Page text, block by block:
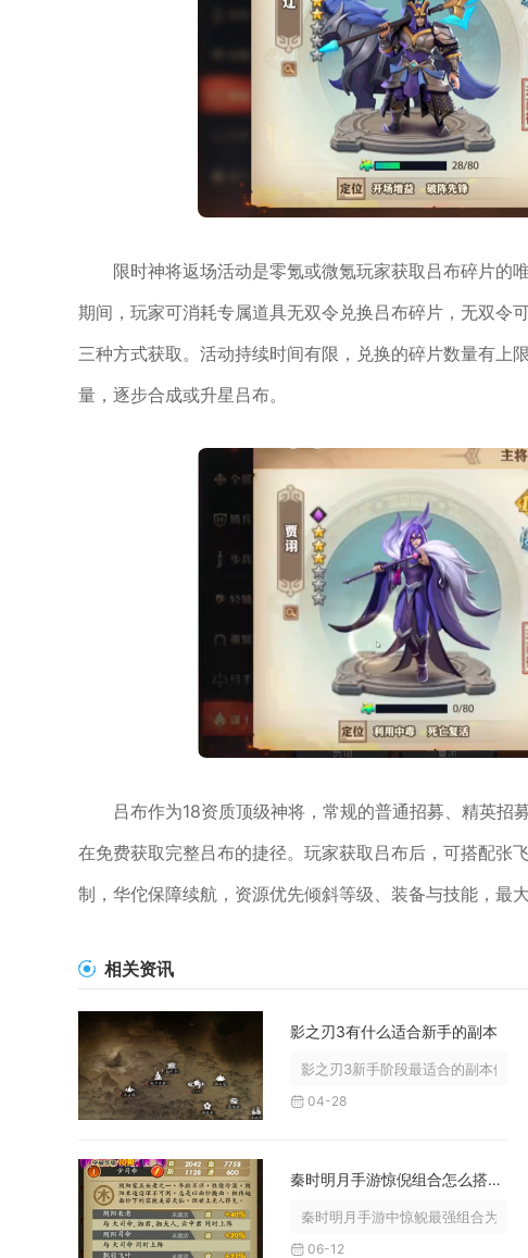
限时神将返场活动是零氪或微氪玩家获取吕布碎片的
期间，玩家可消耗专属道具无双令兑换吕布碎片，无双令
三种方式获取。活动持续时间有限，兑换的碎片数量有上
量，逐步合成或升星吕布。
吕布作为18资质顶级神将，常规的普通招募、精英
在免费获取完整吕布的捷径。玩家获取吕布后，可搭配张
制，华佗保障续航，资源优先倾斜等级、装备与技能，最
相关资讯
影之刃3有什么适合新手的副本
影之刃3新手阶段最适合的副本依次
04-28
秦时明月手游惊倪组合怎么搭配才能更强大
秦时明月手游中惊鲵最强组合为惊
06-12